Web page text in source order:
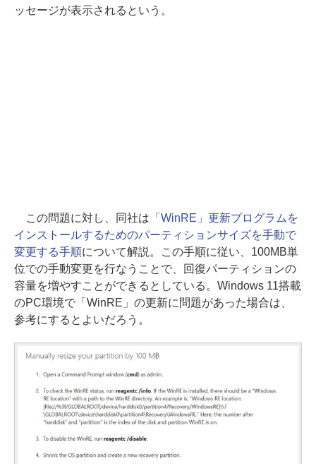
ッセージが表示されるという。
この問題に対し、同社は 「WinRE」更新プログラムを
インストールするためのパーティションサイズを手動で
変更する手順について解説。この手順に従い、100MB単
位での手動変更を行なうことで、回復パーティションの
容量を増やすことができるとしている。Windows 11搭載
のPC環境で「WinRE」の更新に問題があった場合は、
参考にするとよいだろう。